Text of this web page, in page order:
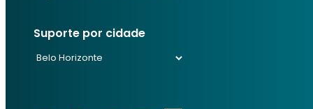
Suporte por cidade